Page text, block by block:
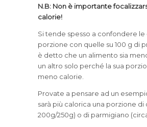
N.B: Non è importante
calorie!
Si tende spesso a confondere
porzione con quelle su 100 g di
è detto che un alimento sia
un altro solo perché la sua
meno calorie.
Provate a pensare ad un
sarà più calorica una porzione di
200g/250g) o di parmigiano